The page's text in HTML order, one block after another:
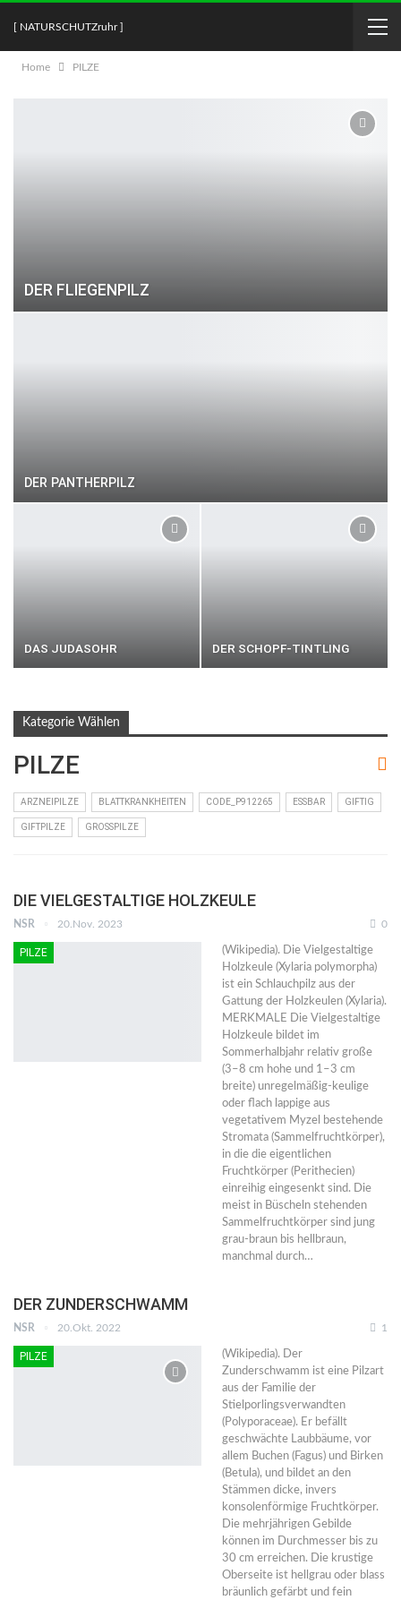
[ NATURSCHUTZruhr ]
Home PILZE
DER FLIEGENPILZ
DER PANTHERPILZ
DAS JUDASOHR DER SCHOPF-TINTLING
Kategorie Wählen
PILZE
ARZNEIPILZE BLATTKRANKHEITEN CODE_P912265 ESSBAR GIFTIG
GIFTPILZE GROSSPILZE
DIE VIELGESTALTIGE HOLZKEULE
NSR 20.Nov. 2023 0
PILZE
(Wikipedia). Die Vielgestaltige
Holzkeule (Xylaria polymorpha)
ist ein Schlauchpilz aus der
Gattung der Holzkeulen (Xylaria).
MERKMALE Die Vielgestaltige
Holzkeule bildet im
Sommerhalbjahr relativ große
(3–8 cm hohe und 1–3 cm
breite) unregelmäßig-keulige
oder flach lappige aus
vegetativem Myzel bestehende
Stromata (Sammelfruchtkörper),
in die die eigentlichen
Fruchtkörper (Perithecien)
einreihig eingesenkt sind. Die
meist in Büscheln stehenden
Sammelfruchtkörper sind jung
grau-braun bis hellbraun,
manchmal durch…
DER ZUNDERSCHWAMM
NSR 20.Okt. 2022 1
PILZE
(Wikipedia). Der
Zunderschwamm ist eine Pilzart
aus der Familie der
Stielporlingsverwandten
(Polyporaceae). Er befällt
geschwächte Laubbäume, vor
allem Buchen (Fagus) und Birken
(Betula), und bildet an den
Stämmen dicke, invers
konsolenförmige Fruchtkörper.
Die mehrjährigen Gebilde
können im Durchmesser bis zu
30 cm erreichen. Die krustige
Oberseite ist hellgrau oder blass
bräunlich gefärbt und fein